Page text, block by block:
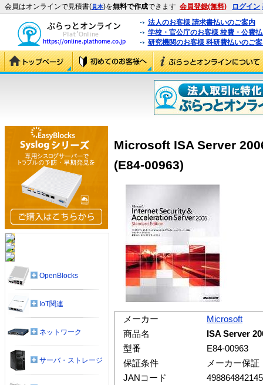
会員はオンラインで見積書(見本)を無料で作成できます 会員登録(無料) ログイン
法人のお客様 請求書払いのご案内
学校・官公庁のお客様 校費・公費
研究機関のお客様 科研費払いのご
Microsoft ISA Server
(E84-00963)
メーカー
Microsoft
商品名
ISA Server
型番
E84-00963
保証条件
メーカー保証
JANコード
OpenBlocks
IoT関連
ネットワーク
サーバ・ストレージ